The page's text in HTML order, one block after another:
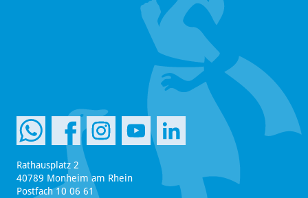
Rathausplatz 2
40789 Monheim am Rhein
Postfach 10 06 61